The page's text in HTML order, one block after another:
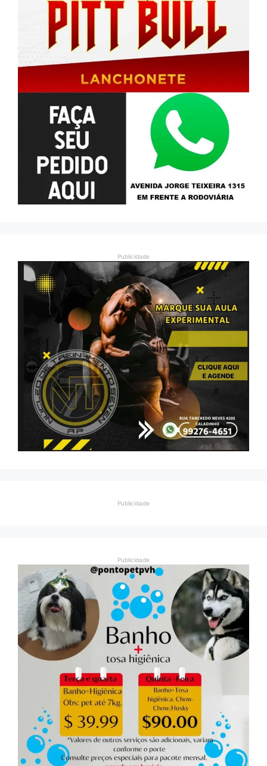
Publicidade
Publicidade
Publicidade